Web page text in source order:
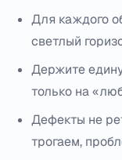
Для каждого
светлый
Держите
только на
Дефекты не
трогаем,